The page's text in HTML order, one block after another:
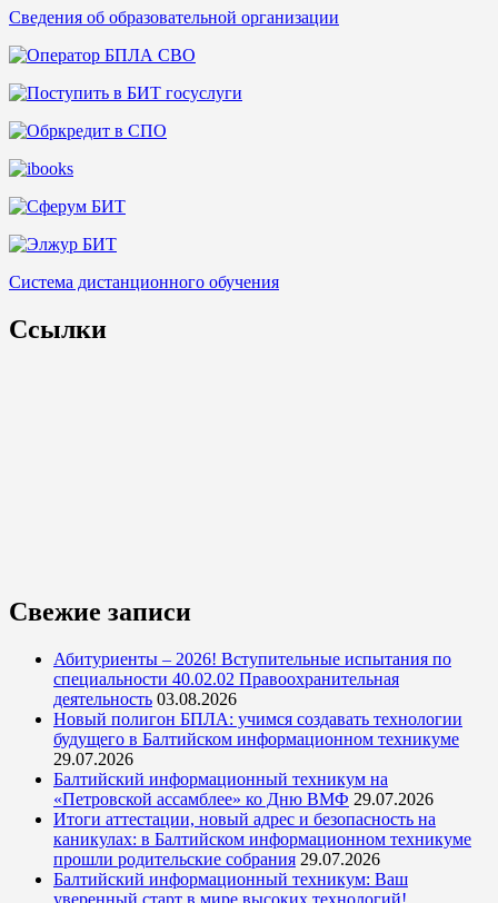
Сведения об образовательной организации
Система дистанционного обучения
Ссылки
Свежие записи
Абитуриенты – 2026! Вступительные испытания по
специальности 40.02.02 Правоохранительная
деятельность 03.08.2026
Новый полигон БПЛА: учимся создавать технологии
будущего в Балтийском информационном техникуме
29.07.2026
Балтийский информационный техникум на
«Петровской ассамблее» ко Дню ВМФ 29.07.2026
Итоги аттестации, новый адрес и безопасность на
каникулах: в Балтийском информационном техникуме
прошли родительские собрания 29.07.2026
Балтийский информационный техникум: Ваш